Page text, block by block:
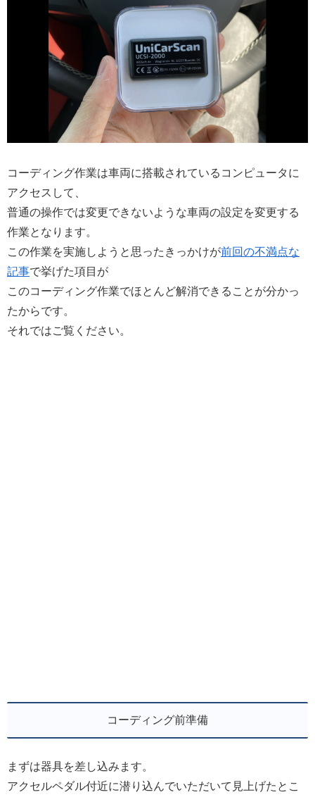
コーディング作業は車両に搭載されているコンピュータに
アクセスして、
普通の操作では変更できないような車両の設定を変更する
作業となります。
この作業を実施しようと思ったきっかけが前回の不満点な
記事で挙げた項目が
このコーディング作業でほとんど解消できることが分かっ
たからです。
それではご覧ください。
コーディング前準備
まずは器具を差し込みます。
アクセルペダル付近に潜り込んでいただいて見上げたとこ